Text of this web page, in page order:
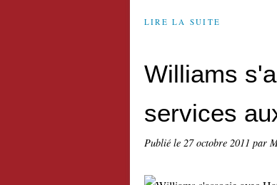
LIRE LA SUITE
Williams
services
Publié le 27 octobre 2011 par